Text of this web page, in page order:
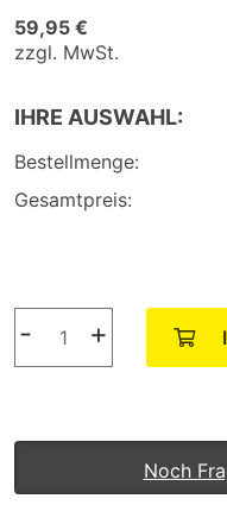
59,95 €
zzgl. MwSt.
IHRE AUSWAHL:
Bestellmenge:
Gesamtpreis:
- +
Noch